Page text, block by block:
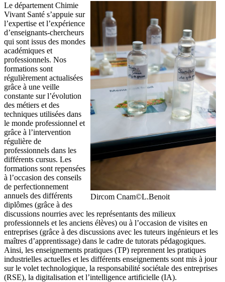
Dircom Cnam©L.Benoit
Le département Chimie
Vivant Santé s’appuie sur
l’expertise et l’expérience
d’enseignants-chercheurs
qui sont issus des mondes
académiques et
professionnels. Nos
formations sont
régulièrement actualisées
grâce à une veille
constante sur l’évolution
des métiers et des
techniques utilisées dans
le monde professionnel et
grâce à l’intervention
régulière de
professionnels dans les
différents cursus. Les
formations sont repensées
à l’occasion des conseils
de perfectionnement
annuels des différents
diplômes (grâce à des
discussions nourries avec les représentants des milieux
professionnels et les anciens élèves) ou à l’occasion de visites en
entreprises (grâce à des discussions avec les tuteurs ingénieurs et les
maîtres d’apprentissage) dans le cadre de tutorats pédagogiques.
Ainsi, les enseignements pratiques (TP) reprennent les pratiques
industrielles actuelles et les différents enseignements sont mis à jour
sur le volet technologique, la responsabilité sociétale des entreprises
(RSE), la digitalisation et l’intelligence artificielle (IA).